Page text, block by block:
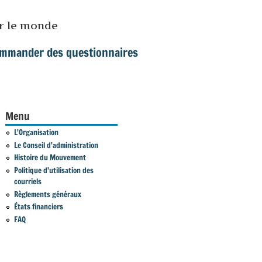
le monde
des questionnaires
Menu
L'Organisation
Le Conseil d'administration
Histoire du Mouvement
Politique d'utilisation des
courriels
Règlements généraux
États financiers
FAQ